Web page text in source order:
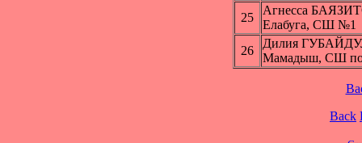
25
Агнесса
Елабуга, СШ №1
26
Дилия
Мамадыш, СШ
Back